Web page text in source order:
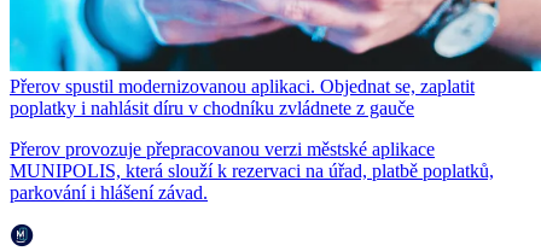
Přerov spustil modernizovanou aplikaci. Objednat se, zaplatit
poplatky i nahlásit díru v chodníku zvládnete z gauče
Přerov provozuje přepracovanou verzi městské aplikace
MUNIPOLIS, která slouží k rezervaci na úřad, platbě poplatků,
parkování i hlášení závad.